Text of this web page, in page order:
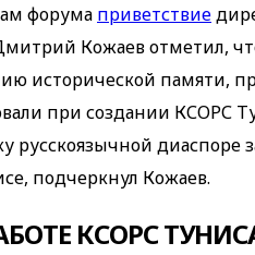
форума приветствие
Кожаев отметил,
исторической памяти,
при создании КСОРС
диаспоре
подчеркнул Кожаев.
КСОРС